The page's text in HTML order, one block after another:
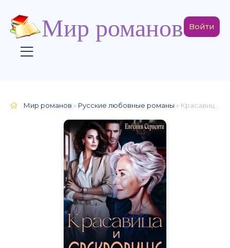
Мир романов Войти
Мир романов » Русские любовные романы » Красавица и свекровище